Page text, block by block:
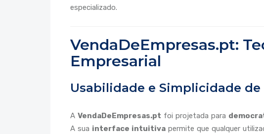
especializado.
VendaDeEmpresas.pt:
Empresarial
Usabilidade e Simplicidade de
A VendaDeEmpresas.pt foi projetada para
A sua interface intuitiva permite que qualquer